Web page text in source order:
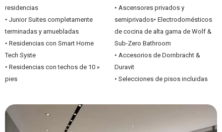
residencias
• Junior Suites completamente
terminadas y amuebladas
• Residencias con Smart Home
Tech Syste
• Residencias con techos de 10 »
pies
• Ascensores privados y
semiprivados• Electrodomésticos
de cocina de alta gama de Wolf &
Sub-Zero Bathroom
• Accesorios de Dornbracht &
Duravit
• Selecciones de pisos incluidas